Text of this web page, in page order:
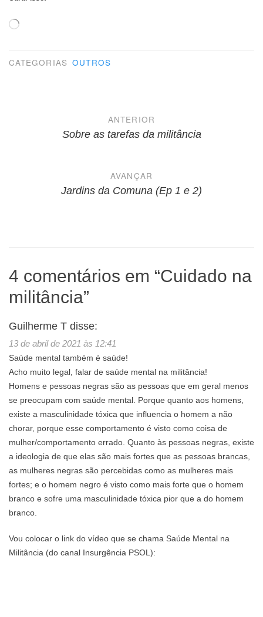
Carregando...
CATEGORIAS OUTROS
NavegaçãoANTERIOR
Sobre as tarefas da militância
AVANÇAR
Jardins da Comuna (Ep 1 e 2)
4 comentários em “Cuidado na
militância”
Guilherme T disse:
13 de abril de 2021 às 12:41
Saúde mental também é saúde!
Acho muito legal, falar de saúde mental na militância!
Homens e pessoas negras são as pessoas que em geral menos
se preocupam com saúde mental. Porque quanto aos homens,
existe a masculinidade tóxica que influencia o homem a não
chorar, porque esse comportamento é visto como coisa de
mulher/comportamento errado. Quanto às pessoas negras, existe
a ideologia de que elas são mais fortes que as pessoas brancas,
as mulheres negras são percebidas como as mulheres mais
fortes; e o homem negro é visto como mais forte que o homem
branco e sofre uma masculinidade tóxica pior que a do homem
branco.
Vou colocar o link do vídeo que se chama Saúde Mental na
Militância (do canal Insurgência PSOL):